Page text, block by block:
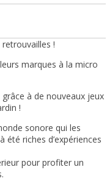
!
marques à la micro
à de nouveaux jeux
!
sonore qui les
riches d’expériences
pour profiter un